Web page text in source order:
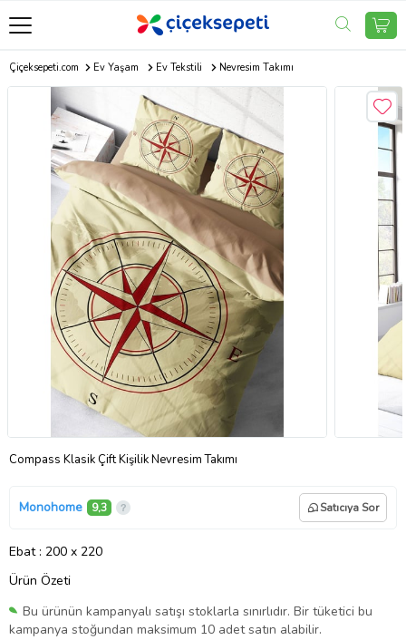
Çiçeksepeti.com Ev Yaşam Ev Tekstili Nevresim Takımı
Compass Klasik Çift Kişilik Nevresim Takımı
Monohome 9,3 Satıcıya Sor
Ebat : 200 x 220
Ürün Özeti
Bu ürünün kampanyalı satışı stoklarla sınırlıdır. Bir tüketici bu
kampanya stoğundan maksimum 10 adet satın alabilir.